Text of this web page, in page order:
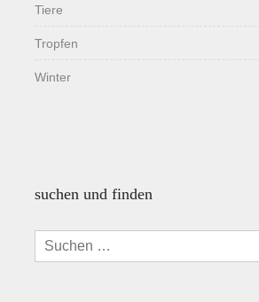
Tiere
Tropfen
Winter
suchen und finden